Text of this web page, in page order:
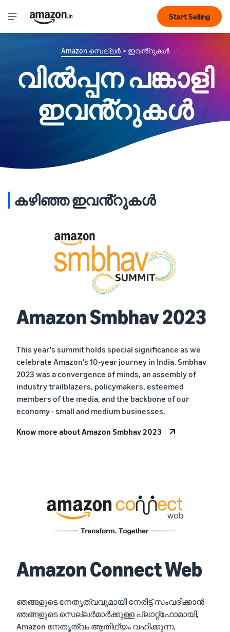
Start Selling
Amazon സെല്ലർ> ഇവൻ്റുകൾ
വിൽപ്പന പങ്കാളി
ഇവൻ്റുകൾ
കഴിഞ്ഞ ഇവൻ്റുകൾ
Amazon Smbhav 2023
This year's summit holds special significance as we
celebrate Amazon's 10-year journey in India. Smbhav
2023 was a convergence of minds, an assembly of
industry trailblazers, policymakers, esteemed
members of the media, and the backbone of our
economy - small and medium businesses.
Know more about Amazon Smbhav 2023
Amazon Connect Web
ഞങ്ങളുടെ നേതൃത്വവുമായി നേരിട്ട് സംവദിക്കാൻ
ഞങ്ങളുടെ സെല്ലർമാർക്കുള്ള പ്ലാറ്റ്‌ഫോമായി,
Amazon നേതൃത്വം ആതിഥ്യം വഹിക്കുന്ന,